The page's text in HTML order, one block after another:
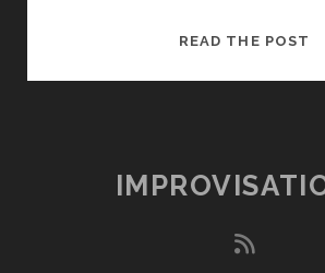
READ THE POST
rss